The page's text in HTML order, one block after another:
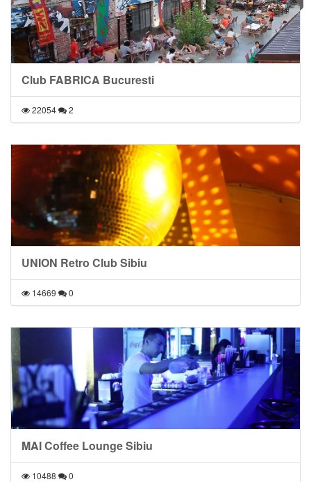
Club FABRICA Bucuresti
22054 2
UNION Retro Club Sibiu
14669 0
MAI Coffee Lounge Sibiu
10488 0